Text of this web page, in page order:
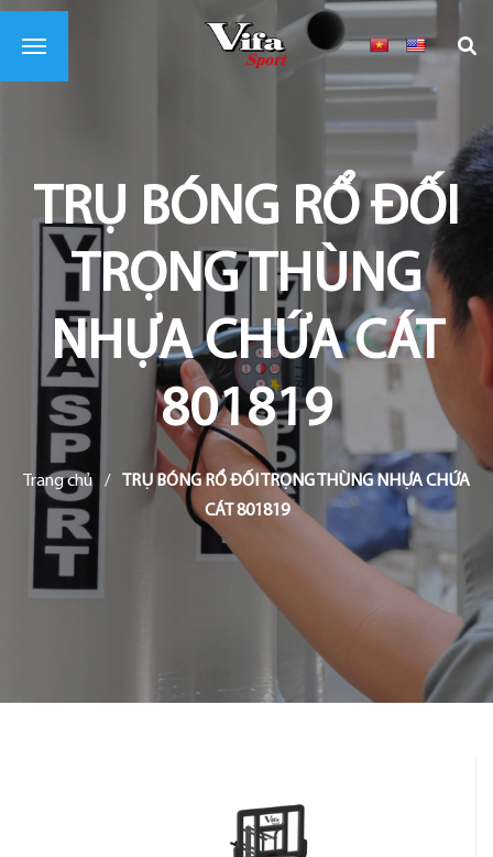
TRỤ BÓNG RỔ ĐỐI
TRỌNG THÙNG
NHỰA CHỨA CÁT
801819
Trang chủ /
TRỤ BÓNG RỔ ĐỐI TRỌNG THÙNG NHỰA CHỨA
CÁT 801819